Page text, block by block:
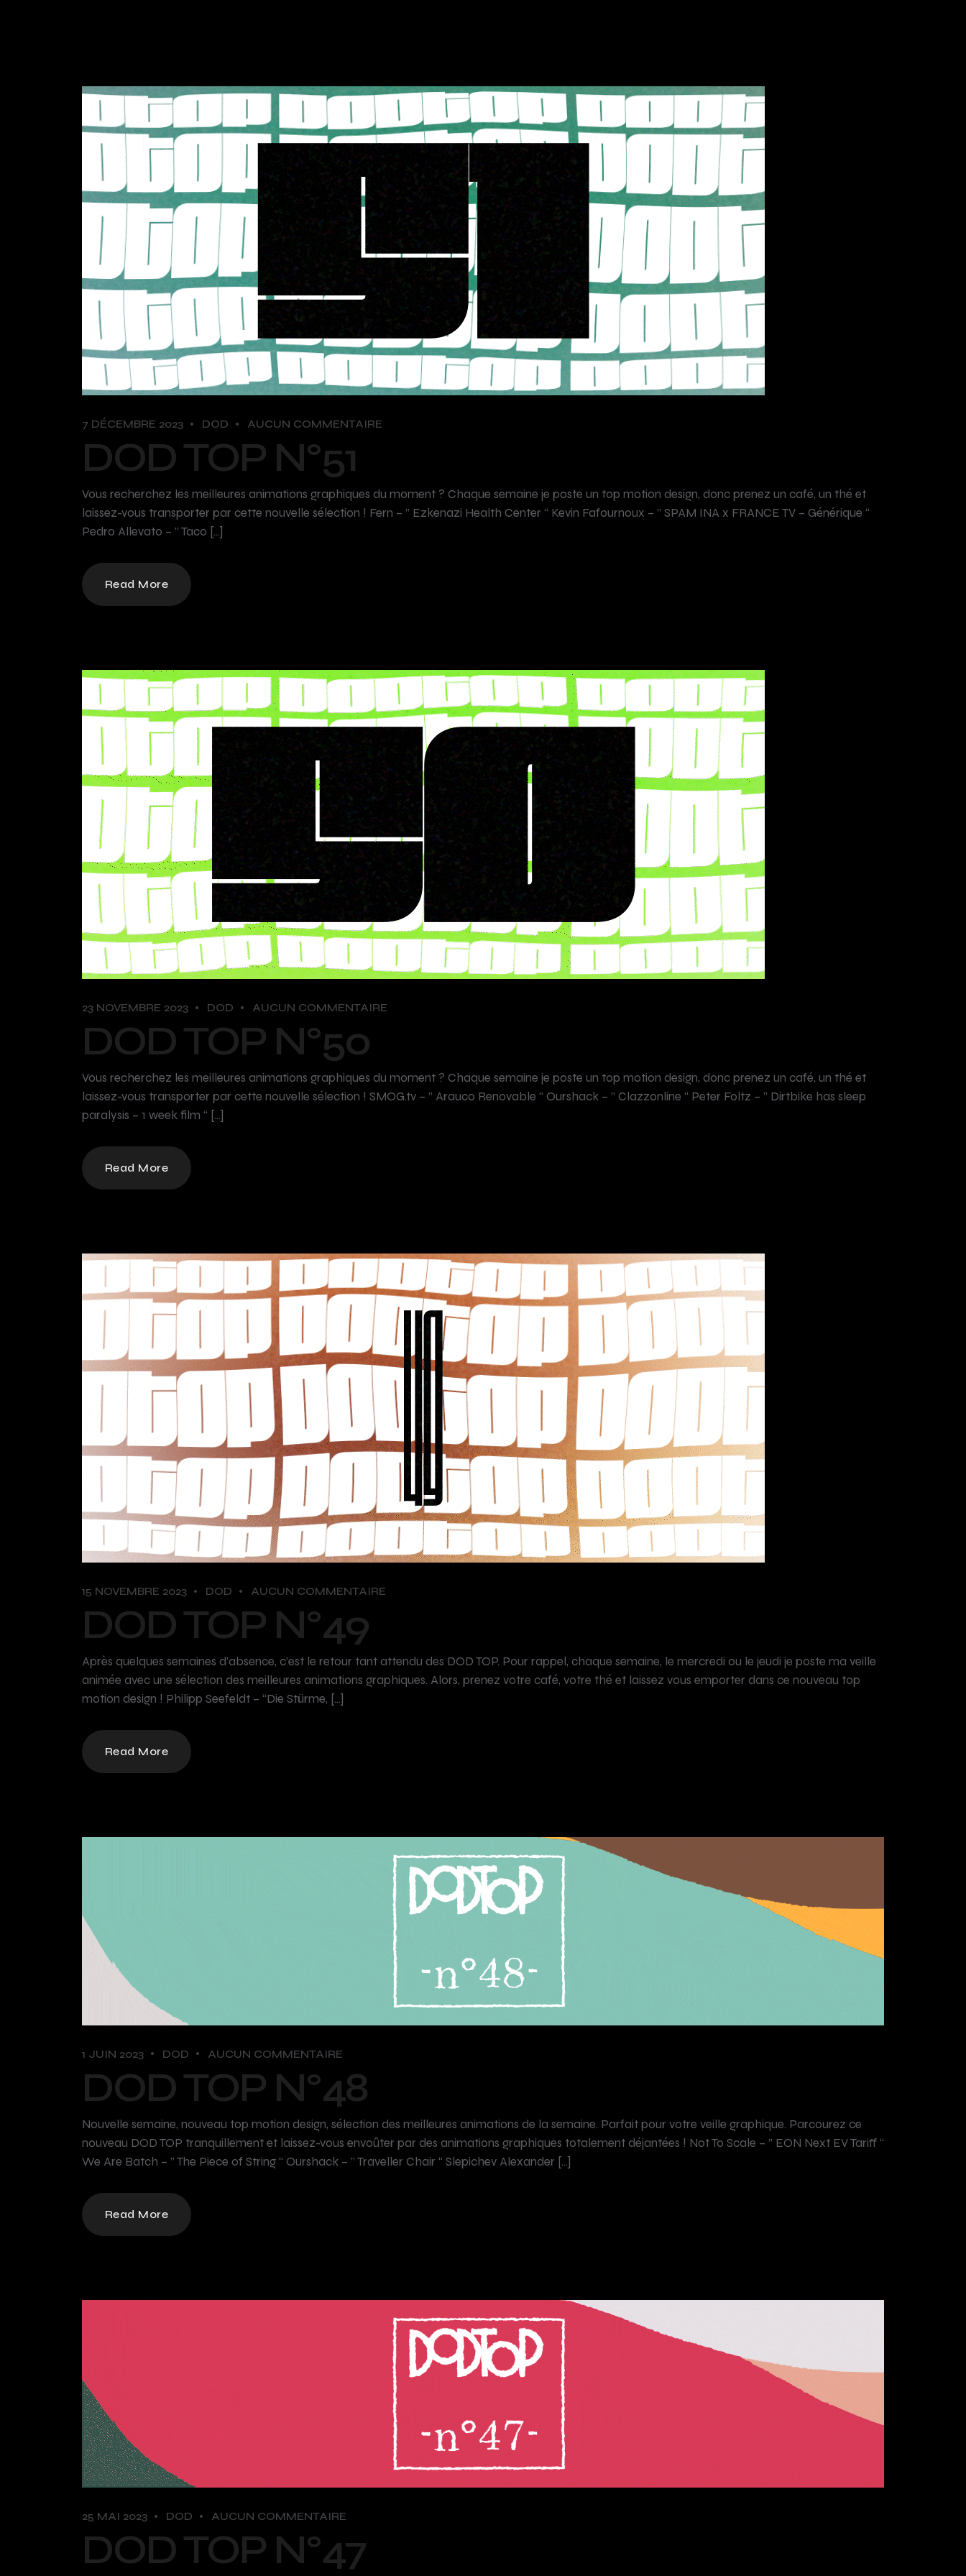
7 DÉCEMBRE 2023 DOD AUCUN COMMENTAIRE
DOD TOP N°51
Vous recherchez les meilleures animations graphiques du moment ? Chaque semaine je poste un top motion design, donc prenez un café, un thé et
laissez-vous transporter par cette nouvelle sélection ! Fern – ” Ezkenazi Health Center “ Kevin Fafournoux – ” SPAM INA x FRANCE TV – Générique “
Pedro Allevato – ” Taco […]
Read More
23 NOVEMBRE 2023 DOD AUCUN COMMENTAIRE
DOD TOP N°50
Vous recherchez les meilleures animations graphiques du moment ? Chaque semaine je poste un top motion design, donc prenez un café, un thé et
laissez-vous transporter par cette nouvelle sélection ! SMOG.tv – ” Arauco Renovable “ Ourshack – ” Clazzonline “ Peter Foltz – ” Dirtbike has sleep
paralysis – 1 week film “ […]
Read More
15 NOVEMBRE 2023 DOD AUCUN COMMENTAIRE
DOD TOP N°49
Après quelques semaines d’absence, c’est le retour tant attendu des DOD TOP. Pour rappel, chaque semaine, le mercredi ou le jeudi je poste ma veille
animée avec une sélection des meilleures animations graphiques. Alors, prenez votre café, votre thé et laissez vous emporter dans ce nouveau top
motion design ! Philipp Seefeldt – “Die Stürme, […]
Read More
1 JUIN 2023 DOD AUCUN COMMENTAIRE
DOD TOP N°48
Nouvelle semaine, nouveau top motion design, sélection des meilleures animations de la semaine. Parfait pour votre veille graphique. Parcourez ce
nouveau DOD TOP tranquillement et laissez-vous envoûter par des animations graphiques totalement déjantées ! Not To Scale – ” EON Next EV Tariff “
We Are Batch – ” The Piece of String “ Ourshack – ” Traveller Chair “ Slepichev Alexander […]
Read More
25 MAI 2023 DOD AUCUN COMMENTAIRE
DOD TOP N°47